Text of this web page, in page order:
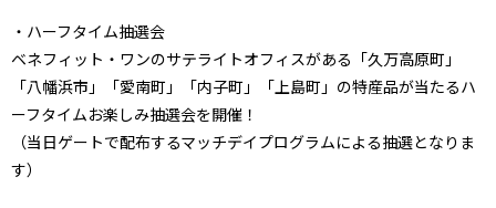
・ハーフタイム抽選会
ベネフィット・ワンのサテライトオフィスがある「久万高原町」
「八幡浜市」「愛南町」「内子町」「上島町」の特産品が当たるハ
ーフタイムお楽しみ抽選会を開催！
（当日ゲートで配布するマッチデイプログラムによる抽選となりま
す）